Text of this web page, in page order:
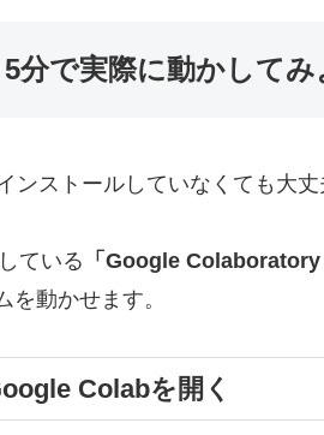
分で実際に動かしてみ
ンストールしていなくても大丈
ている 「Google Colaboratory
を動かせます。
Colabを開く